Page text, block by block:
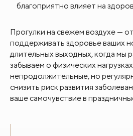
благоприятно влияет на
Прогулки на свежем воздухе —
поддерживать здоровье ваших
длительных выходных, когда мы
забываем о физических
непродолжительные, но
снизить риск развития
ваше самочувствие в